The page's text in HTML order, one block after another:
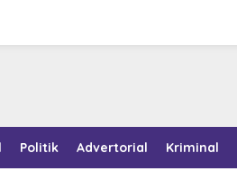
Politik Advertorial Kriminal